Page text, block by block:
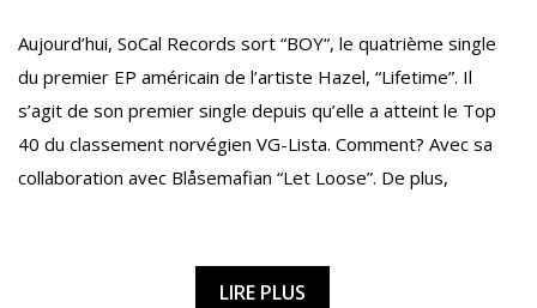
Aujourd’hui, SoCal Records sort “BOY“, le quatrième single
du premier EP américain de l’artiste Hazel, “Lifetime”. Il
s’agit de son premier single depuis qu’elle a atteint le Top
40 du classement norvégien VG-Lista. Comment? Avec sa
collaboration avec Blåsemafian “Let Loose”. De plus,
LIRE PLUS